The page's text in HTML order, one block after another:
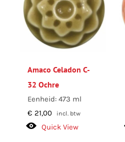
Amaco Celadon C-
32 Ochre
Eenheid: 473 ml
€ 21,00 incl. btw
Quick View